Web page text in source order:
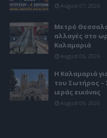
August 07, 2026
Μετρό
αλλαγές στο
Καλαμαριά
August 06, 2026
Η Καλαμαριά
του Σωτήρος –
ιεράς εικόνας
August 06, 2026